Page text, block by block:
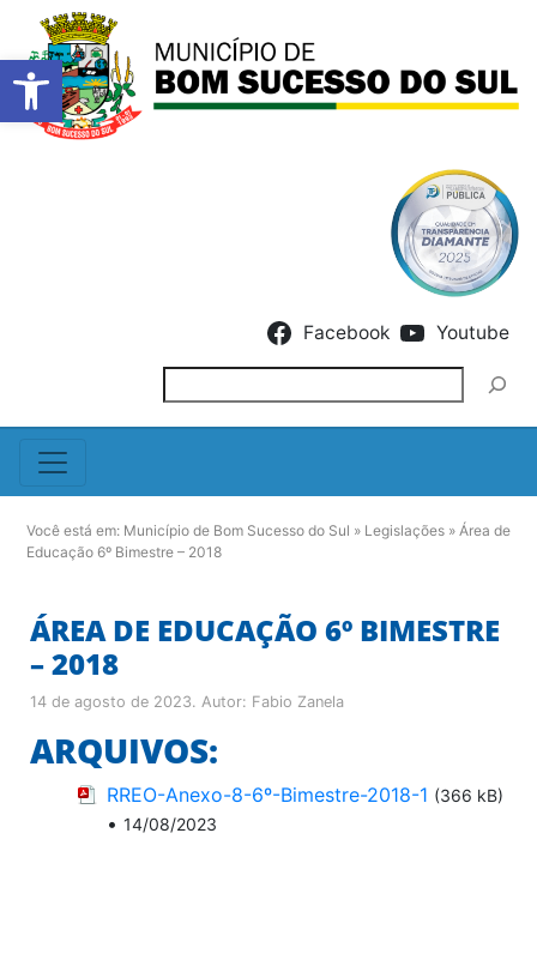
Barra de Ferramentas
Facebook Youtube
Você está em: Município de Bom Sucesso do Sul » Legislações » Área de
Educação 6º Bimestre – 2018
ÁREA DE EDUCAÇÃO 6º BIMESTRE
– 2018
14 de agosto de 2023. Autor: Fabio Zanela
ARQUIVOS:
RREO-Anexo-8-6º-Bimestre-2018-1 (366 kB)
• 14/08/2023